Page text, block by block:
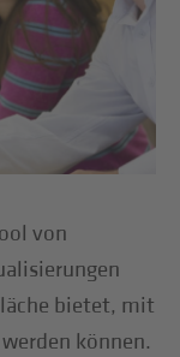
von
bietet, mit
können.